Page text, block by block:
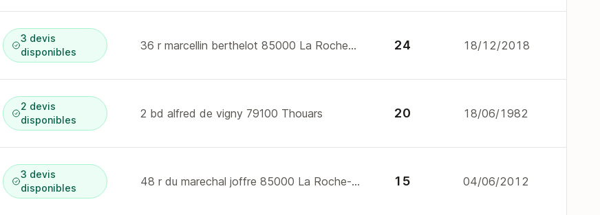
3 devis
disponibles
36 r marcellin berthelot 85000 La Roche-sur-Yon 24 18/12/2018
2 devis
disponibles
2 bd alfred de vigny 79100 Thouars 20 18/06/1982
3 devis
disponibles
48 r du marechal joffre 85000 La Roche-sur-Yon 15 04/06/2012